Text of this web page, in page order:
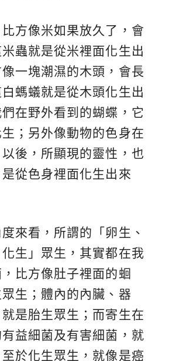
比方像米如果放久了，會
蟲就是從米裡面化生出
一塊潮濕的木頭，會長
螞蟻就是從木頭化生出
在野外看到的蝴蝶，它
；另外像動物的色身在
後，所顯現的靈性，也
從色身裡面化生出來
來看，所謂的「卵生、
生」眾生，其實都在我
比方像肚子裡面的蛔
生；體內的內臟、器
是胎生眾生；而寄生在
益細菌及有害細菌，就
於化生眾生，就像是癌